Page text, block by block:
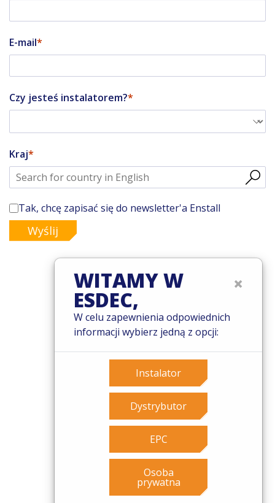
E-mail
Czy jesteś instalatorem?
Kraj
Tak, chcę zapisać się do newsletter'a Enstall
Wyślij
© 2026 Esdec. Wszelkie prawa zastrzeżone
Patenty
Zasady i warunki
Governance
Cookies
Privacy policy
×
WITAMY W
ESDEC,
W celu zapewnienia odpowiednich
informacji wybierz jedną z opcji:
Instalator
Dystrybutor
EPC
Osoba
prywatna